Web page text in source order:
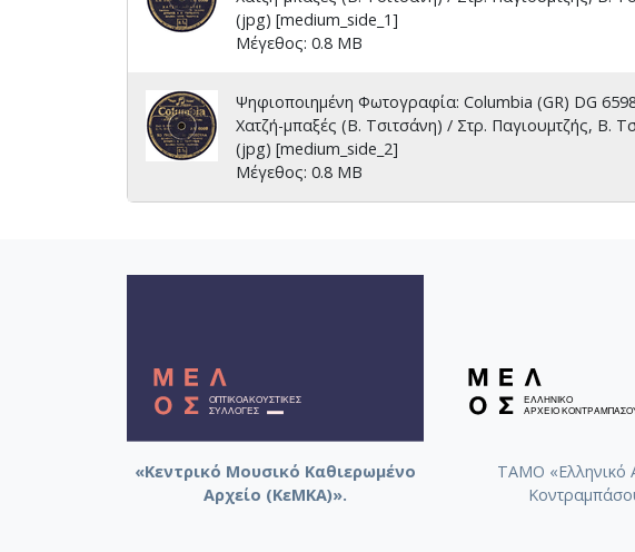
(jpg) [medium_side_1]
Μέγεθος: 0.8 MB
Ψηφιοποιημένη Φωτογραφία: Columbia (GR) DG
Χατζή-μπαξές (Β. Τσιτσάνη) / Στρ. Παγιουμτζής, Β.
(jpg) [medium_side_2]
Μέγεθος: 0.8 MB
«Κεντρικό Μουσικό Καθιερωμένο
Αρχείο (ΚεΜΚΑ)».
ΤΑΜΟ «Ελληνικό